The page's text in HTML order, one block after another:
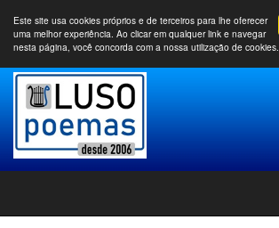
Este site usa cookies próprios e de terceiros para lhe oferecer
uma melhor experiência. Ao clicar em qualquer link e navegar
nesta página, você concorda com a nossa utilização de cookies.